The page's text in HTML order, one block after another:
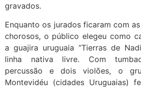
gravados.
Enquanto os jurados ficaram com
chorosos, o público elegeu como
a guajira uruguaia “Tierras de
linha nativa livre. Com
percussão e dois violões, o
Montevidéu (cidades Uruguaias)